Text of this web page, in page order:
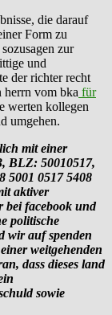
die darauf
Form zu
zur
und
der richter recht
herrn vom bka für
werten kollegen
umgehen.
mit einer
BLZ: 50010517,
0517 5408
aktiver
bei facebook und
politische
wir auf spenden
weitgehenden
dass dieses land
sowie